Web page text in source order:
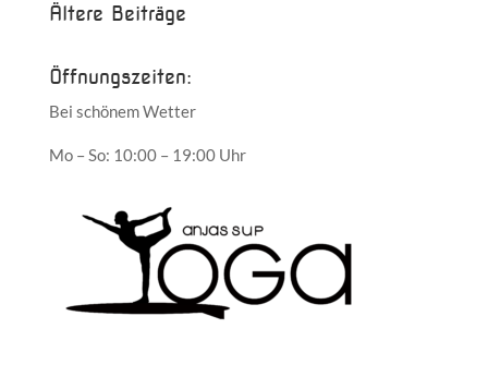
Ältere Beiträge
Öffnungszeiten:
Bei schönem Wetter
Mo – So: 10:00 – 19:00 Uhr